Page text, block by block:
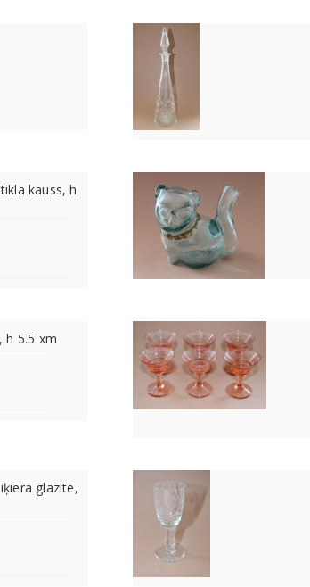
kauss, h
h 5.5 xm
glāzīte,